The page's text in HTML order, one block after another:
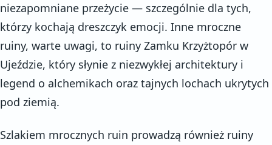
niezapomniane przeżycie — szczególnie dla tych,
którzy kochają dreszczyk emocji. Inne mroczne
ruiny, warte uwagi, to ruiny Zamku Krzyżtopór w
Ujeździe, który słynie z niezwykłej architektury i
legend o alchemikach oraz tajnych lochach ukrytych
pod ziemią.
Szlakiem mrocznych ruin prowadzą również ruiny